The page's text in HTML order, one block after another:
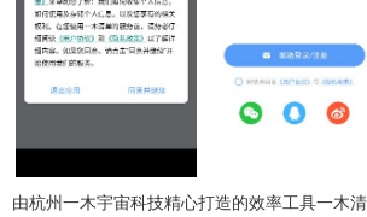
由杭州一木宇宙科技精心打造的效率工具一木